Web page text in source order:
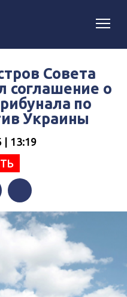
Совета
соглашение о
по
Украины
| 13:19
Telegram